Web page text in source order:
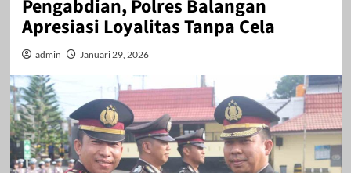
Pengabdian, Polres Balangan
Apresiasi Loyalitas Tanpa Cela
admin Januari 29, 2026